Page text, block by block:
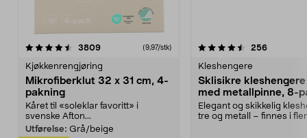
3809anmeldelser(9,97/stk)
Kjøkkenrengjøring
Mikrofiberklut 32 x 31 cm, 4-
pakning
Kåret til «soleklar favoritt» i
svenske Afton...
Utførelse: Grå/beige
4.5av 5 stjerner 256
Kleshengere
Sklisikre
med metallpinne, 8-
Elegant og skikkelig
tre og metall – finnes i
4.5av 5 stjerner